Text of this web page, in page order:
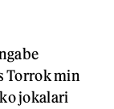
Torrok min
jokalari